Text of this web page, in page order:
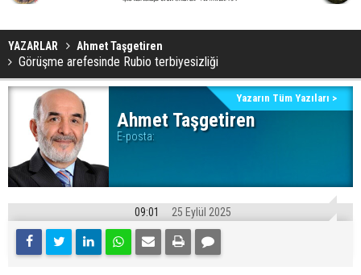
YAZARLAR Ahmet Taşgetiren
Görüşme arefesinde Rubio terbiyesizliği
Ahmet Taşgetiren
E-posta:
Yazarın Tüm Yazıları >
09:01 25 Eylül 2025